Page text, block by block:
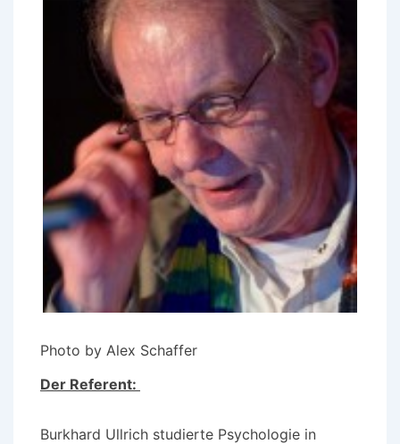
Photo by Alex Schaffer
Der Referent:
Burkhard Ullrich studierte Psychologie in